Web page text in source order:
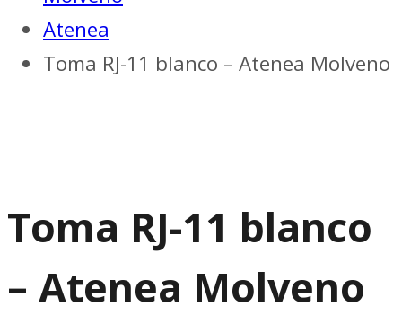
Atenea
Toma RJ-11 blanco – Atenea Molveno
Toma RJ-11 blanco
– Atenea Molveno